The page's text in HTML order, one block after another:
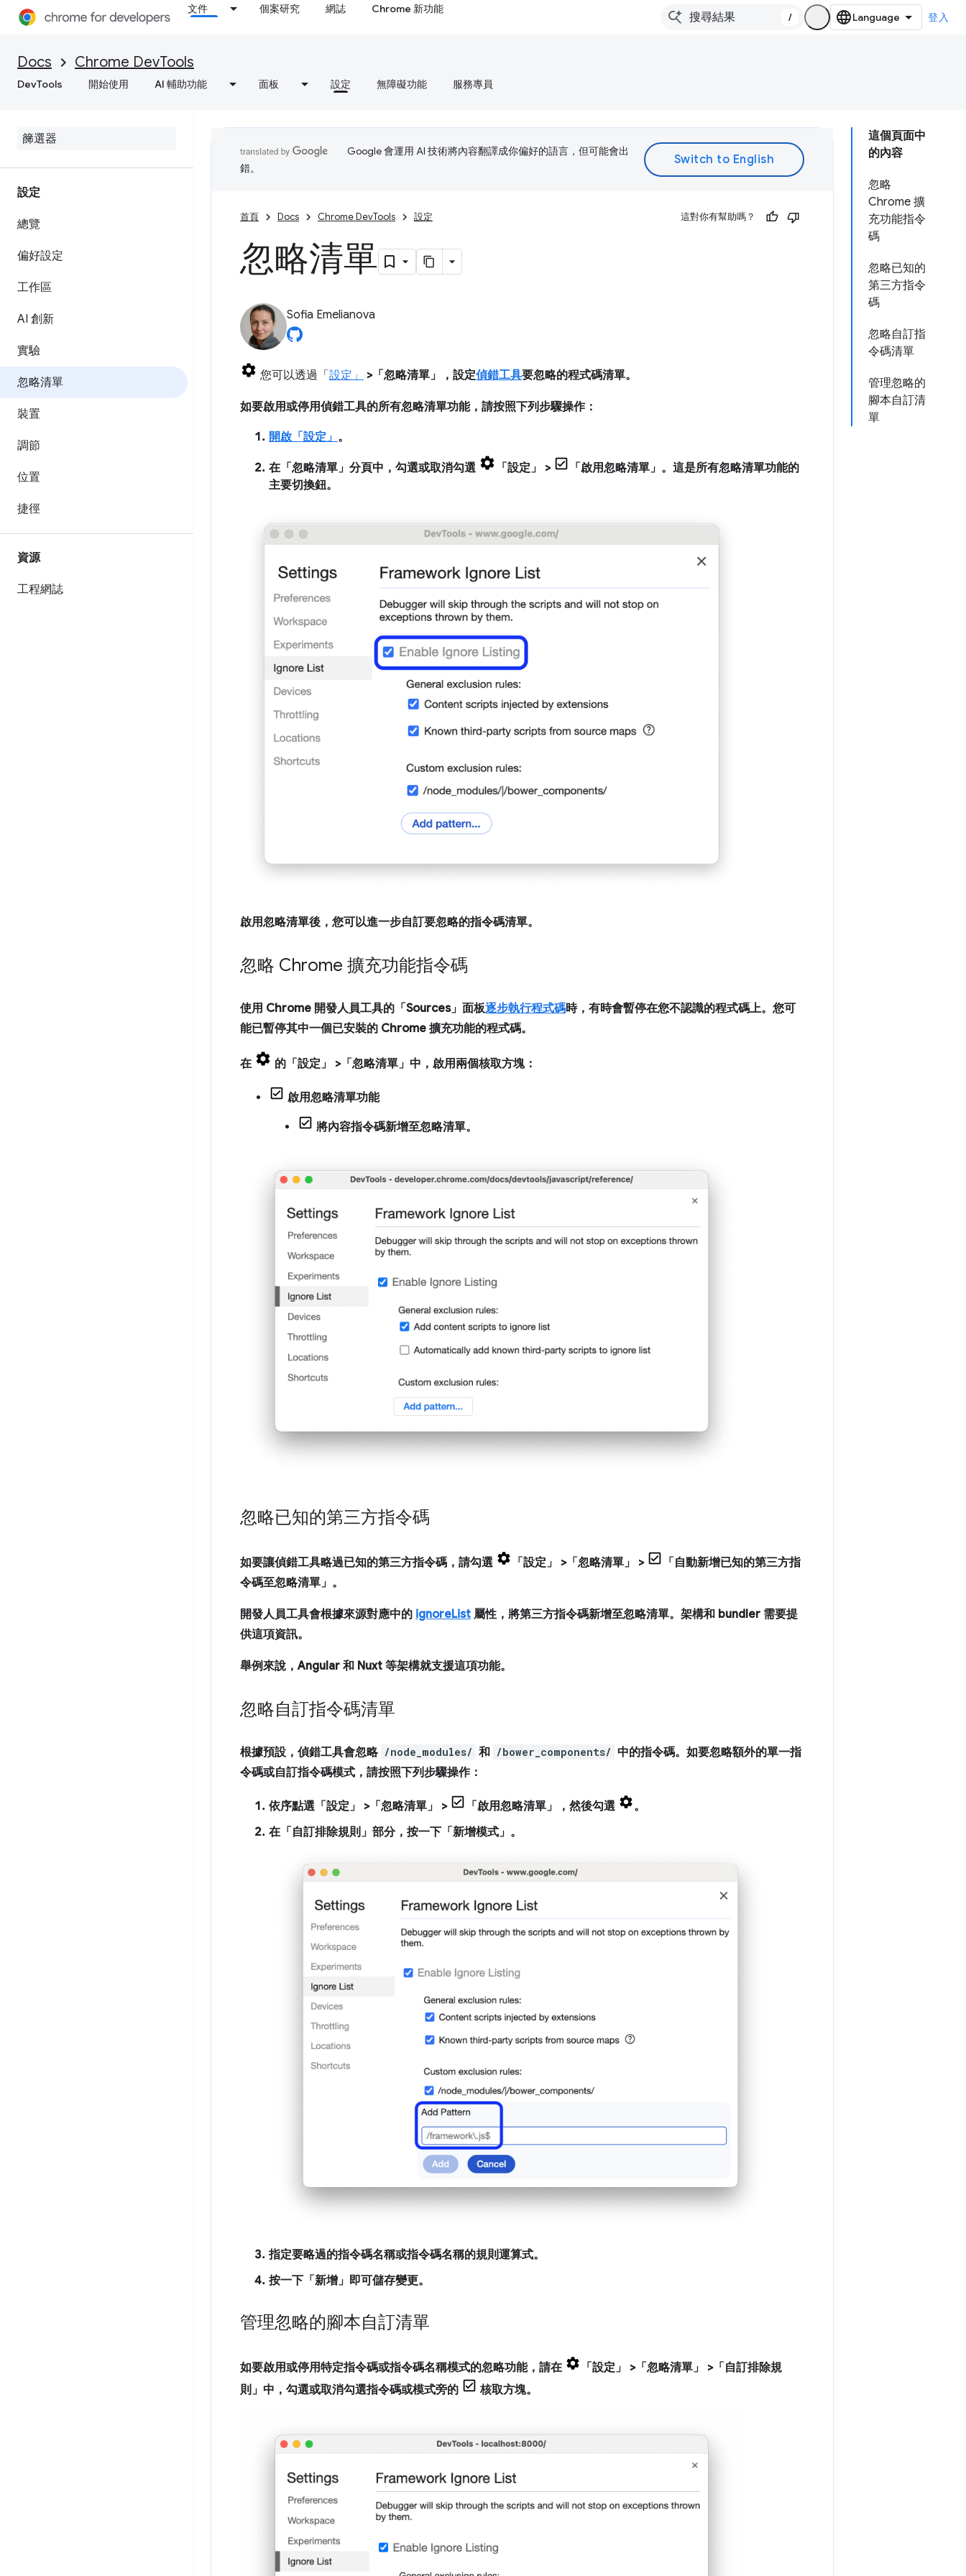
文件 個案研究 網誌 Chrome 新功能
/ 登入
Docs Chrome DevTools
DevTools 開始使用 AI 輔助功能 面板 設定 無障礙功能 服務專員
設定
總覽
偏好設定
工作區
AI 創新
實驗
忽略清單
裝置
調節
位置
捷徑
資源
工程網誌
這個頁面中
的內容
忽略
Chrome 擴
充功能指令
碼
忽略已知的
第三方指令
碼
忽略自訂指
令碼清單
管理忽略的
腳本自訂清
單
Google 會運用 AI 技術將內容翻譯成你偏好的語言，但可能會出
錯。
首頁 Docs Chrome DevTools 設定 這對你有幫助嗎？
忽略清單
Sofia Emelianova
您可以透過「 設定」 >「忽略清單」 ，設定偵錯工具要忽略的程式碼清單。
如要啟用或停用偵錯工具的所有忽略清單功能，請按照下列步驟操作：
開啟「設定」 。
在「忽略清單」 分頁中，勾選或取消勾選 「設定」 > 「啟用忽略清單」 。這是所有忽略清單功能的
主要切換鈕。
啟用忽略清單後，您可以進一步自訂要忽略的指令碼清單。
忽略 Chrome 擴充功能指令碼
使用 Chrome 開發人員工具的「Sources」 面板逐步執行程式碼時，有時會暫停在您不認識的程式碼上。您可
能已暫停其中一個已安裝的 Chrome 擴充功能的程式碼。
在 的「設定」 >「忽略清單」 中，啟用兩個核取方塊：
啟用忽略清單功能
將內容指令碼新增至忽略清單。
忽略已知的第三方指令碼
如要讓偵錯工具略過已知的第三方指令碼，請勾選 「設定」 >「忽略清單」 >
「自動新增已知的第三方指
令碼至忽略清單」 。
開發人員工具會根據來源對應中的 ignoreList 屬性，將第三方指令碼新增至忽略清單。架構和 bundler 需要提
供這項資訊。
舉例來說，Angular 和 Nuxt 等架構就支援這項功能。
忽略自訂指令碼清單
根據預設， 偵錯工具會忽略 /node_modules/ 和 /bower_components/ 中的指令碼。如要忽略額外的單一指
令碼或自訂指令碼模式，請按照下列步驟操作：
依序點選「設定」 >「忽略清單」 > 「啟用忽略清單」 ，然後勾選
。
在「自訂排除規則」 部分，按一下「新增模式」 。
指定要略過的指令碼名稱或指令碼名稱的規則運算式。
按一下「新增」 即可儲存變更。
管理忽略的腳本自訂清單
如要啟用或停用特定指令碼或指令碼名稱模式的忽略功能，請在 「設定」 >「忽略清單」
>「自訂排除規
則」 中，勾選或取消勾選指令碼或模式旁的 核取方塊。